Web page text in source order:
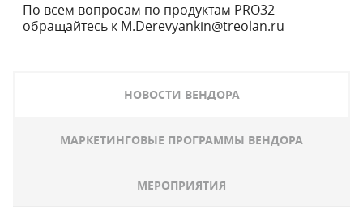
По всем вопросам по продуктам PRO32
обращайтесь к M.Derevyankin@treolan.ru
НОВОСТИ ВЕНДОРА
МАРКЕТИНГОВЫЕ ПРОГРАММЫ ВЕНДОРА
МЕРОПРИЯТИЯ